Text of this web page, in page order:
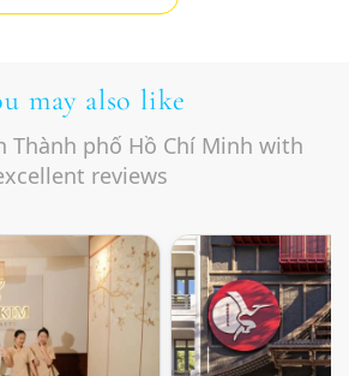
may also like
Thành phố Hồ Chí Minh with
reviews